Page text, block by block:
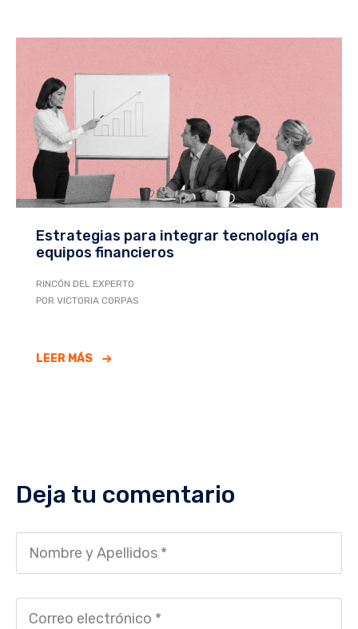
Estrategias para integrar tecnología en
equipos financieros
RINCÓN DEL EXPERTO
POR VICTORIA CORPAS
LEER MÁS
Deja tu comentario